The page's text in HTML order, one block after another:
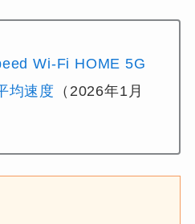
Wi-Fi HOME 5G
均速度
（2026年1月